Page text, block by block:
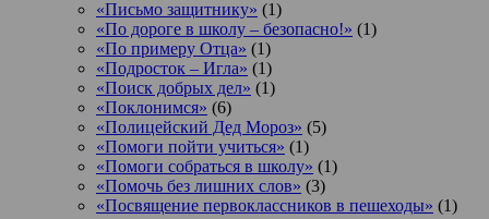
«Письмо защитнику» (1)
«По дороге в школу – безопасно!» (1)
«По примеру Отца» (1)
«Подросток ‒ Игла» (1)
«Поиск добрых дел» (1)
«Поклонимся» (6)
«Полицейский Дед Мороз» (5)
«Помоги пойти учиться» (1)
«Помоги собраться в школу» (1)
«Помочь без лишних слов» (3)
«Посвящение первоклассников в пешеходы» (1)